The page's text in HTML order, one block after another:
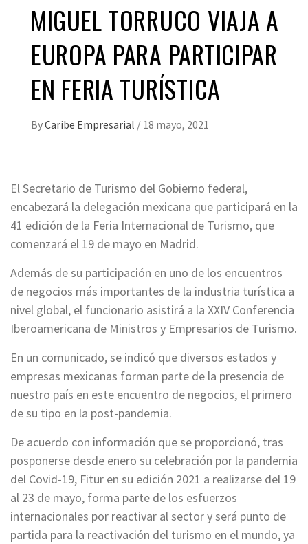
MIGUEL TORRUCO VIAJA A
EUROPA PARA PARTICIPAR
EN FERIA TURÍSTICA
ByCaribe Empresarial / 18 mayo, 2021
El Secretario de Turismo del Gobierno federal,
encabezará la delegación mexicana que participará en la
41 edición de la Feria Internacional de Turismo, que
comenzará el 19 de mayo en Madrid.
Además de su participación en uno de los encuentros
de negocios más importantes de la industria turística a
nivel global, el funcionario asistirá a la XXIV Conferencia
Iberoamericana de Ministros y Empresarios de Turismo.
En un comunicado, se indicó que diversos estados y
empresas mexicanas forman parte de la presencia de
nuestro país en este encuentro de negocios, el primero
de su tipo en la post-pandemia.
De acuerdo con información que se proporcionó, tras
posponerse desde enero su celebración por la pandemia
del Covid-19, Fitur en su edición 2021 a realizarse del 19
al 23 de mayo, forma parte de los esfuerzos
internacionales por reactivar al sector y será punto de
partida para la reactivación del turismo en el mundo, ya